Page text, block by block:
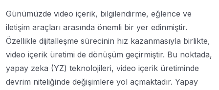
Günümüzde video içerik, bilgilendirme, eğlence ve
iletişim araçları arasında önemli bir yer edinmiştir.
Özellikle dijitalleşme sürecinin hız kazanmasıyla birlikte,
video içerik üretimi de dönüşüm geçirmiştir. Bu noktada,
yapay zeka (YZ) teknolojileri, video içerik üretiminde
devrim niteliğinde değişimlere yol açmaktadır. Yapay